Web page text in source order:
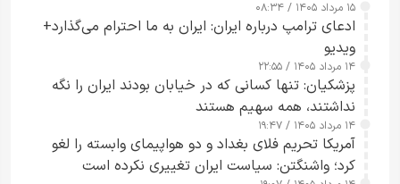
۱۵ مرداد ۱۴۰۵ / ۰۸:۳۴
ادعای ترامپ درباره ایران: ایران به ما احترام می‌گذارد+
ویدیو
۱۴ مرداد ۱۴۰۵ / ۲۲:۵۵
پزشکیان: تنها کسانی که در خیابان بودند ایران را نگه
نداشتند، همه سهیم هستند
۱۴ مرداد ۱۴۰۵ / ۱۹:۴۷
آمریکا تحریم فلای بغداد و دو هواپیمای وابسته را لغو
کرد؛ واشنگتن: سیاست ایران تغییری نکرده است